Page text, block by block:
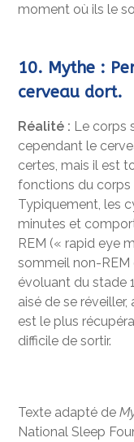
moment où ils le
10. Mythe :
cerveau dort.
Réalité : Le corps
cependant le
certes, mais il est
fonctions du corps
Typiquement, les
minutes et
REM (« rapid eye
sommeil non-
évoluant du stade
aisé de se
est le plus
difficile de sortir.
Texte adapté de
National Sleep